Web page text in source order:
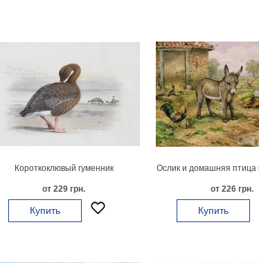
Короткоклювый гуменник
от 229 грн.
Купить
Ослик и домашняя птица
от 226 грн.
Купить